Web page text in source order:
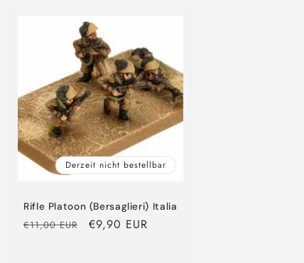
Derzeit nicht bestellbar
Rifle Platoon (Bersaglieri) Italia
Normaler
€11,00 EUR Verkaufspreis
€9,90 EUR